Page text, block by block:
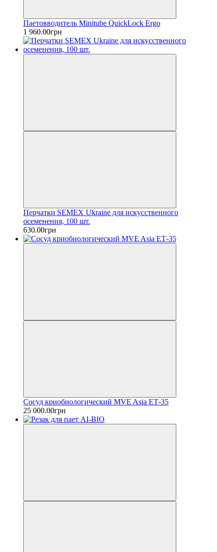
Паетовводитель Minitube QuickLock Ergo
1 960.00грн
Перчатки SEMEX Ukraine для искусственного
осеменения, 100 шт.
630.00грн
Сосуд криобиологический MVE Asia ЕТ-35
25 000.00грн